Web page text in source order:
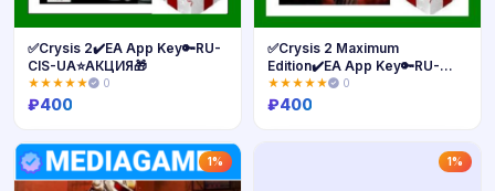
Купить
✅Crysis 2✔️EA App Key🔑RU-
CIS-UA⭐АКЦИЯ🎁
★★★★★ 0
₽400
✅Crysis 2 Maximum
Edition✔️EA App Key🔑RU-
CIS-UA⭐🎁
★★★★★ 0
₽400
1% 1%